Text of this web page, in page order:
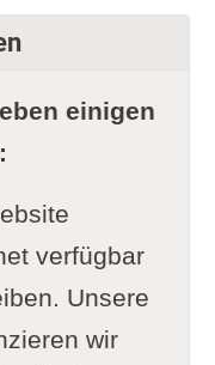
einigen
verfügbar
Unsere
wir